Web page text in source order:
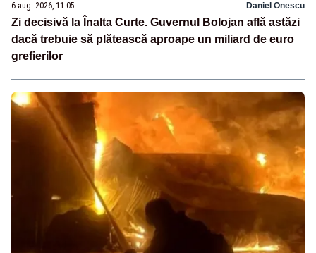
6 aug. 2026, 11:05 Daniel Onescu
Zi decisivă la Înalta Curte. Guvernul Bolojan află astăzi
dacă trebuie să plătească aproape un miliard de euro
grefierilor